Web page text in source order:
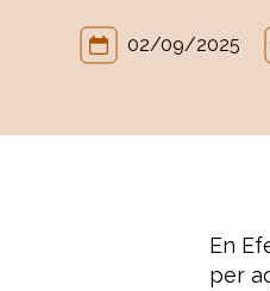
02/09/2025
En
per